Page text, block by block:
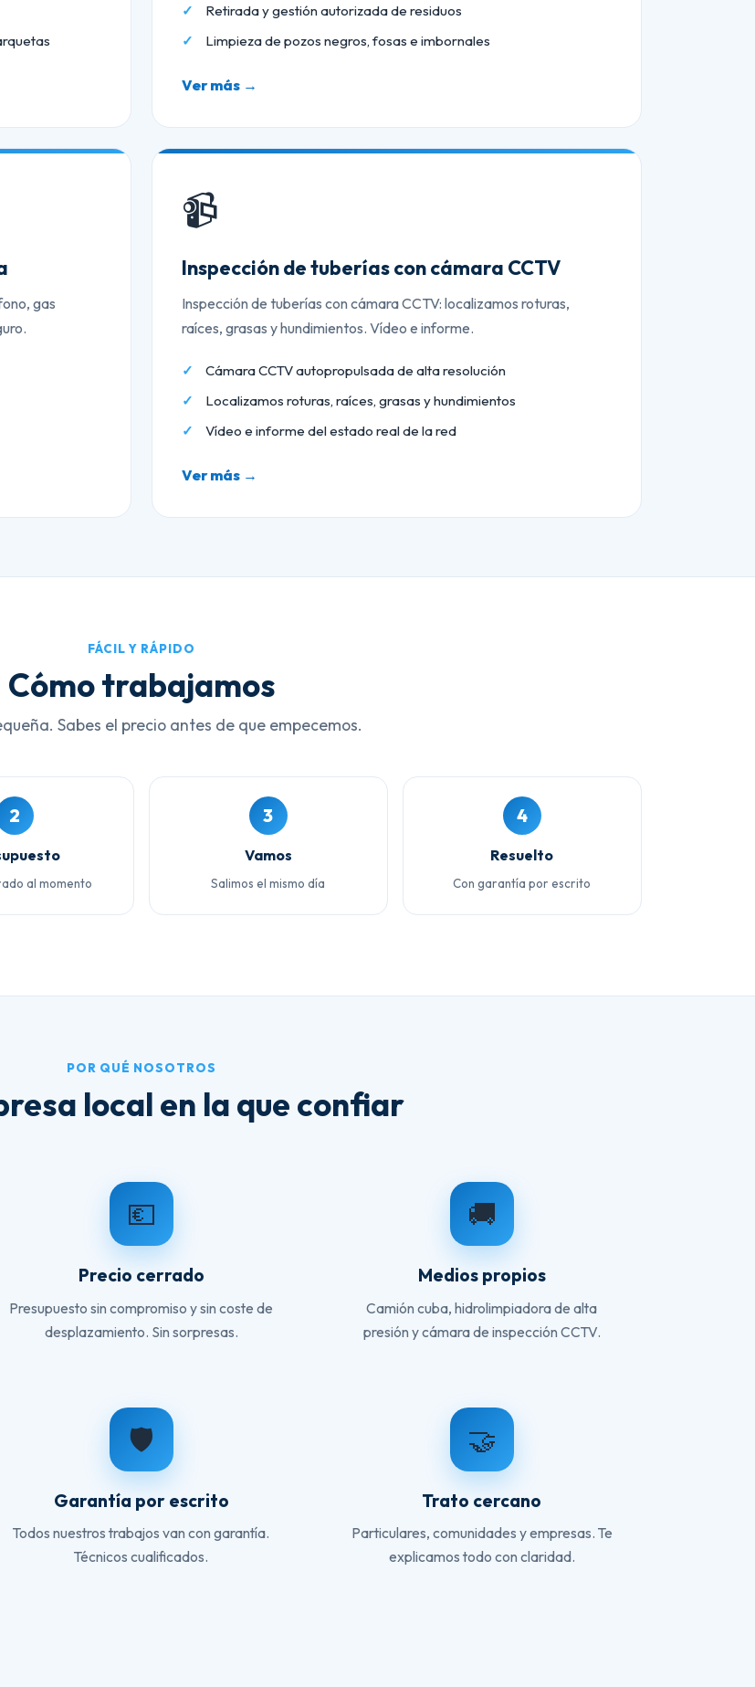
Retirada y gestión autorizada de residuos
Limpieza de pozos negros, fosas e imbornales
Ver más →
gas
📹
Inspección de tuberías con cámara CCTV
Inspección de tuberías con cámara CCTV: localizamos roturas,
raíces, grasas y hundimientos. Vídeo e informe.
Cámara CCTV autopropulsada de alta resolución
Localizamos roturas, raíces, grasas y hundimientos
Vídeo e informe del estado real de la red
Ver más →
FÁCIL Y RÁPIDO
Cómo trabajamos
Sabes el precio antes de que empecemos.
2
al momento
3
Vamos
Salimos el mismo día
4
Resuelto
Con garantía por escrito
POR QUÉ NOSOTROS
local en la que confiar
💶
Precio cerrado
Presupuesto sin compromiso y sin coste de
desplazamiento. Sin sorpresas.
🚚
Medios propios
Camión cuba, hidrolimpiadora de alta
presión y cámara de inspección CCTV.
🛡️
Garantía por escrito
Todos nuestros trabajos van con garantía.
Técnicos cualificados.
🤝
Trato cercano
Particulares, comunidades y empresas. Te
explicamos todo con claridad.